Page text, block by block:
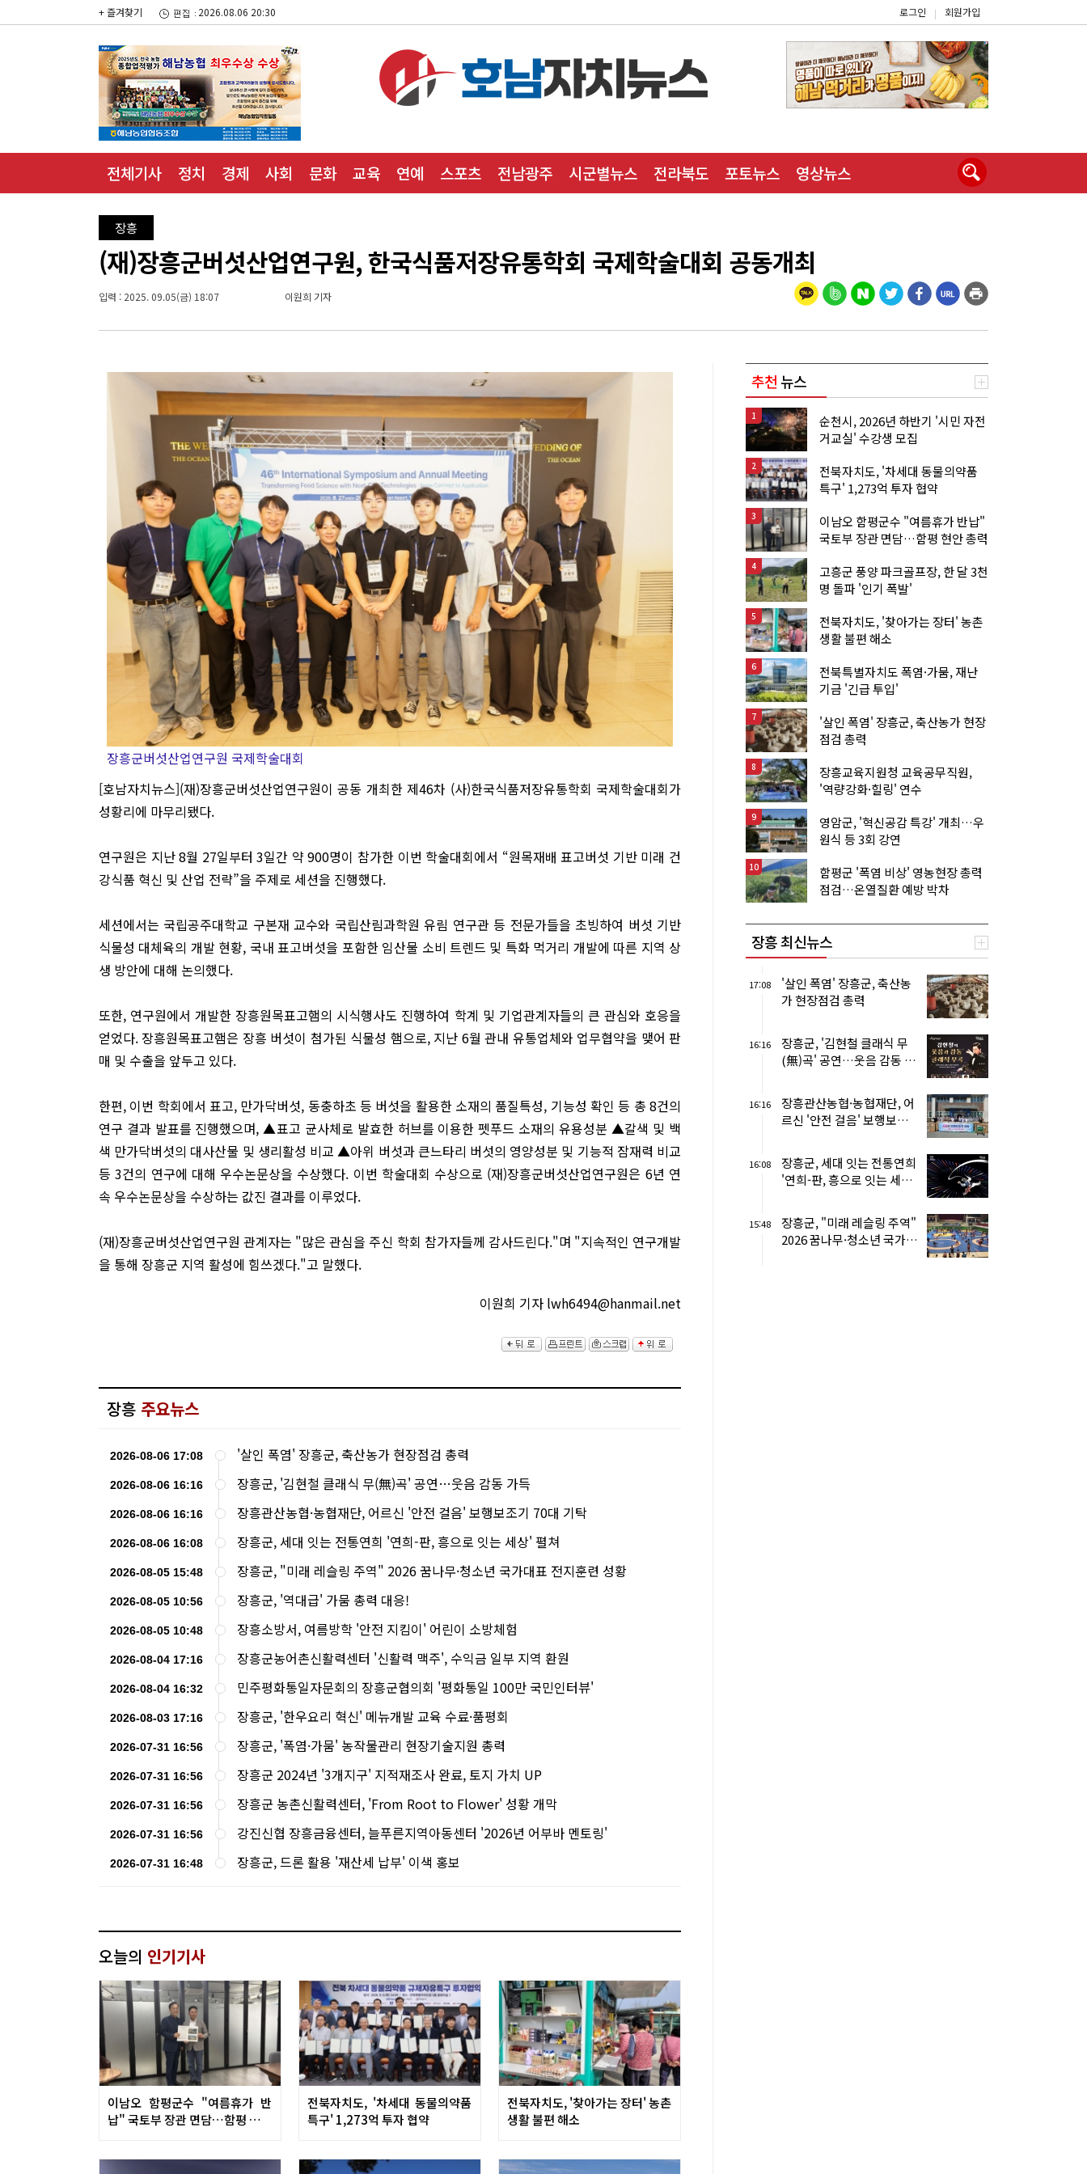
+ 즐겨찾기 2026.08.06 20:30 로그인 | 회원가입
전체기사 정치 경제 사회 문화 교육 연예 스포츠 전남광주 시군별뉴스 전라북도 포토뉴스 영상뉴스
장흥
(재)장흥군버섯산업연구원, 한국식품저장유통학회 국제학술대회 공동개최
입력 : 2025. 09.05(금) 18:07 이원희 기자
장흥군버섯산업연구원 국제학술대회
[호남자치뉴스](재)장흥군버섯산업연구원이 공동 개최한 제46차 (사)한국식품저장유통학회 국제학술대회가
성황리에 마무리됐다.
연구원은 지난 8월 27일부터 3일간 약 900명이 참가한 이번 학술대회에서 “원목재배 표고버섯 기반 미래 건
강식품 혁신 및 산업 전략”을 주제로 세션을 진행했다.
세션에서는 국립공주대학교 구본재 교수와 국립산림과학원 유림 연구관 등 전문가들을 초빙하여 버섯 기반
식물성 대체육의 개발 현황, 국내 표고버섯을 포함한 임산물 소비 트렌드 및 특화 먹거리 개발에 따른 지역 상
생 방안에 대해 논의했다.
또한, 연구원에서 개발한 장흥원목표고햄의 시식행사도 진행하여 학계 및 기업관계자들의 큰 관심와 호응을
얻었다. 장흥원목표고햄은 장흥 버섯이 첨가된 식물성 햄으로, 지난 6월 관내 유통업체와 업무협약을 맺어 판
매 및 수출을 앞두고 있다.
한편, 이번 학회에서 표고, 만가닥버섯, 동충하초 등 버섯을 활용한 소재의 품질특성, 기능성 확인 등 총 8건의
연구 결과 발표를 진행했으며, ▲표고 균사체로 발효한 허브를 이용한 펫푸드 소재의 유용성분 ▲갈색 및 백
색 만가닥버섯의 대사산물 및 생리활성 비교 ▲아위 버섯과 큰느타리 버섯의 영양성분 및 기능적 잠재력 비교
등 3건의 연구에 대해 우수논문상을 수상했다. 이번 학술대회 수상으로 (재)장흥군버섯산업연구원은 6년 연
속 우수논문상을 수상하는 값진 결과를 이루었다.
(재)장흥군버섯산업연구원 관계자는 "많은 관심을 주신 학회 참가자들께 감사드린다."며 "지속적인 연구개발
을 통해 장흥군 지역 활성에 힘쓰겠다."고 말했다.
이원희 기자 lwh6494@hanmail.net
장흥 주요뉴스
2026-08-06 17:08 '살인 폭염' 장흥군, 축산농가 현장점검 총력
2026-08-06 16:16 장흥군, '김현철 클래식 무(無)곡' 공연…웃음 감동 가득
2026-08-06 16:16 장흥관산농협·농협재단, 어르신 '안전 걸음' 보행보조기 70대 기탁
2026-08-06 16:08 장흥군, 세대 잇는 전통연희 '연희-판, 흥으로 잇는 세상' 펼쳐
2026-08-05 15:48 장흥군, "미래 레슬링 주역" 2026 꿈나무·청소년 국가대표 전지훈련 성황
2026-08-05 10:56 장흥군, '역대급' 가뭄 총력 대응!
2026-08-05 10:48 장흥소방서, 여름방학 '안전 지킴이' 어린이 소방체험
2026-08-04 17:16 장흥군농어촌신활력센터 '신활력 맥주', 수익금 일부 지역 환원
2026-08-04 16:32 민주평화통일자문회의 장흥군협의회 '평화통일 100만 국민인터뷰'
2026-08-03 17:16 장흥군, '한우요리 혁신' 메뉴개발 교육 수료·품평회
2026-07-31 16:56 장흥군, '폭염·가뭄' 농작물관리 현장기술지원 총력
2026-07-31 16:56 장흥군 2024년 '3개지구' 지적재조사 완료, 토지 가치 UP
2026-07-31 16:56 장흥군 농촌신활력센터, 'From Root to Flower' 성황 개막
2026-07-31 16:56 강진신협 장흥금융센터, 늘푸른지역아동센터 '2026년 어부바 멘토링'
2026-07-31 16:48 장흥군, 드론 활용 '재산세 납부' 이색 홍보
오늘의 인기기사
이남오 함평군수 "여름휴가 반
납" 국토부 장관 면담…함평 현안
전북자치도, '차세대 동물의약품
특구' 1,273억 투자 협약
전북자치도, '찾아가는 장터' 농촌
생활 불편 해소
추천뉴스
1
순천시, 2026년 하반기 '시민 자전
거교실' 수강생 모집
2
전북자치도, '차세대 동물의약품
특구' 1,273억 투자 협약
3
이남오 함평군수 "여름휴가 반납"
국토부 장관 면담…함평 현안 총력
4
고흥군 풍양 파크골프장, 한 달 3천
명 돌파 '인기 폭발'
5
전북자치도, '찾아가는 장터' 농촌
생활 불편 해소
6
전북특별자치도 폭염·가뭄, 재난
기금 '긴급 투입'
7
'살인 폭염' 장흥군, 축산농가 현장
점검 총력
8
장흥교육지원청 교육공무직원,
'역량강화·힐링' 연수
9
영암군, '혁신공감 특강' 개최…우
원식 등 3회 강연
10
함평군 '폭염 비상' 영농현장 총력
점검…온열질환 예방 박차
장흥 최신뉴스
17:08
'살인 폭염' 장흥군, 축산농
가 현장점검 총력
16:16
장흥군, '김현철 클래식 무
(無)곡' 공연…웃음 감동 가
16:16
장흥관산농협·농협재단, 어
르신 '안전 걸음' 보행보조
16:08
장흥군, 세대 잇는 전통연희
'연희-판, 흥으로 잇는 세상'
15:48
장흥군, "미래 레슬링 주역"
2026 꿈나무·청소년 국가